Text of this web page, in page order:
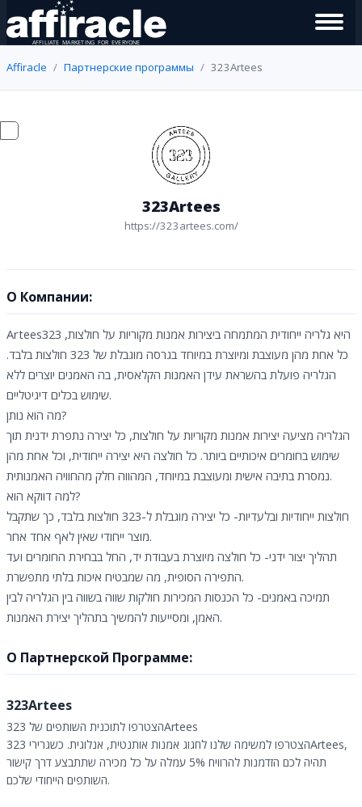
Affiracle Партнерские программы 323Artees
323Artees
https://323artees.com/
О Компании:
Artees323 היא גלריה ייחודית המתמחה ביצירות אמנות מקוריות על חולצות,
כל אחת מהן מעוצבת ומיוצרת במיוחד בגרסה מוגבלת של 323 חולצות בלבד.
הגלריה פועלת בהשראת עידן האמנות הקלאסית, בה האמנים יוצרים ללא
שימוש בכלים דיגיטליים.
מה הוא נותן?
הגלריה מציעה יצירות אמנות מקוריות על חולצות, כל יצירה נתפרת ידנית תוך
שימוש בחומרים איכותיים ביותר. כל חולצה היא יצירה ייחודית, וכל אחת מהן
נמסרת בתיבה אישית ומעוצבת במיוחד, המהווה חלק מהחוויה האמנותית.
למה דווקא הוא?
חולצות ייחודיות ובלעדיות- כל יצירה מוגבלת ל-323 חולצות בלבד, כך שתקבל
מוצר ייחודי שאין לאף אחד אחר.
תהליך יצור ידני- כל חולצה מיוצרת בעבודת יד, החל בבחירת החומרים ועד
התפירה הסופית, מה שמבטיח איכות בלתי מתפשרת.
תמיכה באמנים- כל הכנסות המכירות חולקות שווה בשווה בין הגלריה לבין
האמן, ומסייעות להמשיך בתהליך יצירת האמנות.
О Партнерской Программе:
323Artees
הצטרפו לתוכנית השותפים של 323Artees
הצטרפו למשימה שלנו לחגוג אמנות אותנטית, אנלוגית. כשגרירי 323Artees,
תהיה לכם הזדמנות להרוויח 5% עמלה על כל מכירה שתתבצע דרך קישור
השותפים הייחודי שלכם.